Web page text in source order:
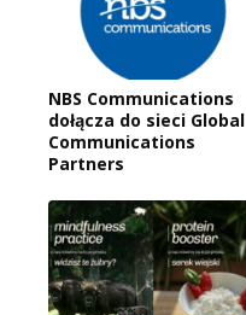
NBS Communications
dołącza do sieci Global
Communications
Partners